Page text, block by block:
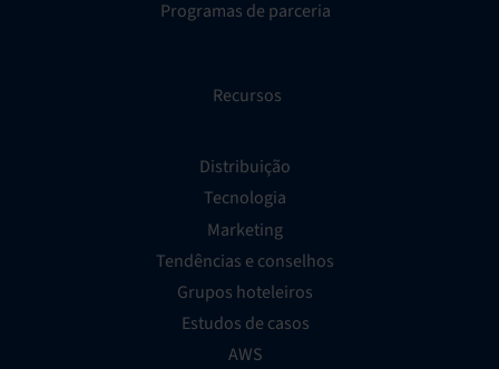
Programas de parceria
Recursos
Distribuição
Tecnologia
Marketing
Tendências e conselhos
Grupos hoteleiros
Estudos de casos
AWS